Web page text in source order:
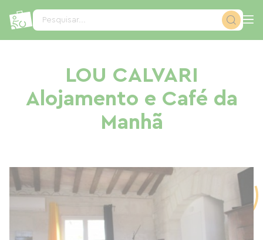
Pesquisar...
LOU CALVARI
Alojamento e Café da
Manhã
Painel de Gerenciamento de Cookies